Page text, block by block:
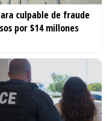
culpable de fraude
por $14 millones